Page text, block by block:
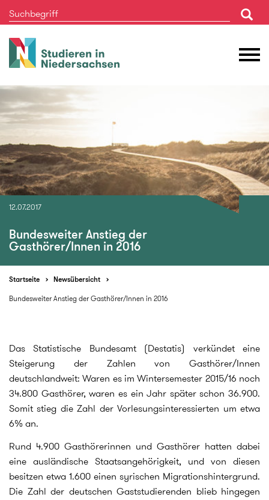
Studieren
in
12.07.2017
Bundesweiter Anstieg der
Gasthörer/Innen in 2016
Startseite
Newsübersicht
Bundesweiter Anstieg der Gasthörer/Innen in 2016
Das Statistische Bundesamt (Destatis) verkündet eine
Steigerung der Zahlen von Gasthörer/Innen
deutschlandweit: Waren es im Wintersemester 2015/16 noch
34.800 Gasthörer, waren es ein Jahr später schon 36.900.
Somit stieg die Zahl der Vorlesungsinteressierten um etwa
6% an.
Rund 4.900 Gasthörerinnen und Gasthörer hatten dabei
eine ausländische Staatsangehörigkeit, und von diesen
besitzen etwa 1.600 einen syrischen Migrationshintergrund.
Die Zahl der deutschen Gaststudierenden blieb hingegen